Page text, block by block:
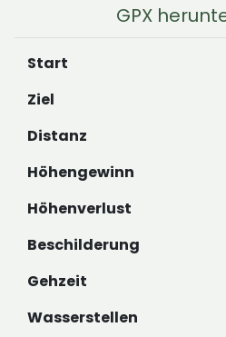
GPX
Start
Ziel
Distanz
Höhengewinn
Höhenverlust
Beschilderung
Gehzeit
Wasserstellen